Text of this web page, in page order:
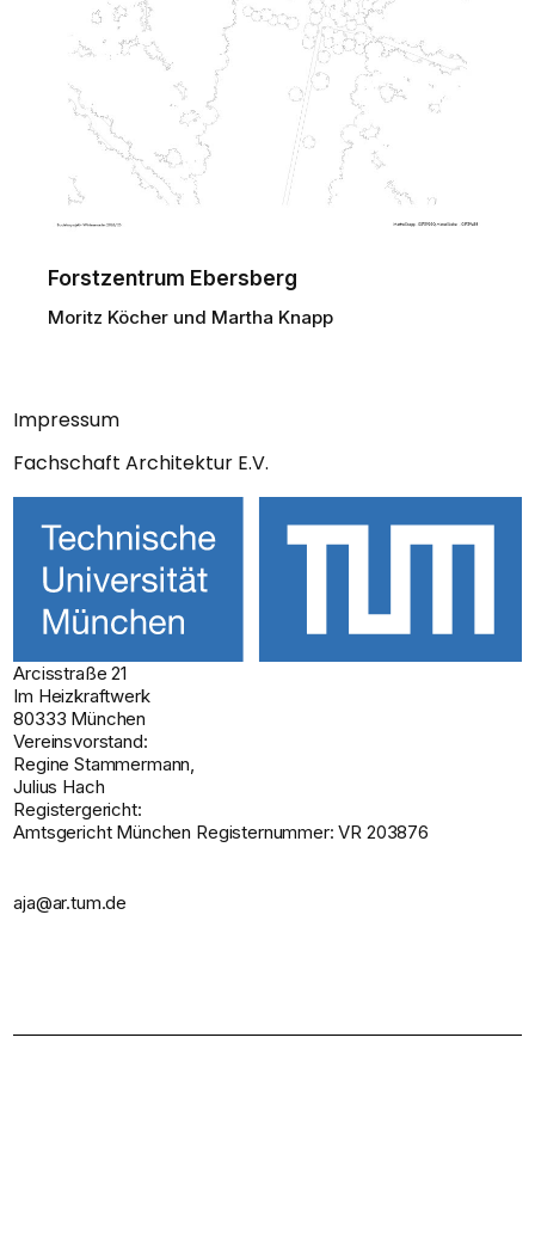
Forstzentrum Ebersberg
Moritz Köcher und Martha Knapp
Impressum
Fachschaft Architektur E.V.
Arcisstraße 21
Im Heizkraftwerk
80333 München ‍
Vereinsvorstand:
Regine Stammermann,
Julius Hach
Registergericht:
Amtsgericht München Registernummer: VR 203876
aja@ar.tum.de